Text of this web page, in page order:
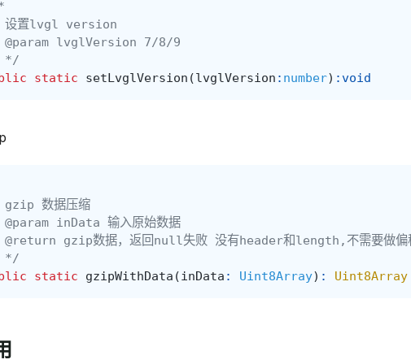
设置lvgl version
@param lvglVersion 7/8/9
*/
static setLvglVersion (lvglVersion : number) :void
数据压缩
inData 输入原始数据
gzip数据，返回null失败 没有header和length,不需要做偏
*/
static gzipWithData (inData : Uint8Array) : Uint8Array